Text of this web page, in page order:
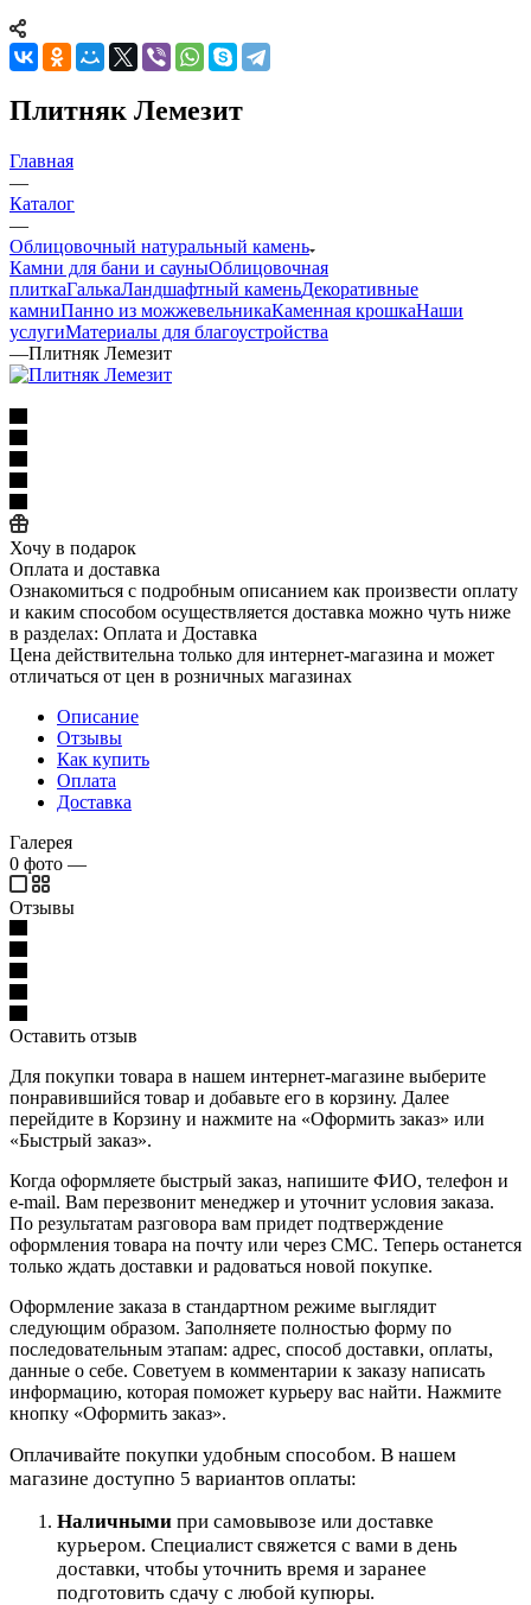
Плитняк Лемезит
Главная
—
Каталог
—
Облицовочный натуральный камень
Камни для бани и сауныОблицовочная
плиткаГалькаЛандшафтный каменьДекоративные
камниПанно из можжевельникаКаменная крошкаНаши
услугиМатериалы для благоустройства
—Плитняк Лемезит
Хочу в подарок
Оплата и доставка
Ознакомиться с подробным описанием как произвести оплату
и каким способом осуществляется доставка можно чуть ниже
в разделах: Оплата и Доставка
Цена действительна только для интернет-магазина и может
отличаться от цен в розничных магазинах
Описание
Отзывы
Как купить
Оплата
Доставка
Галерея
0 фото —
Отзывы
Оставить отзыв
Для покупки товара в нашем интернет-магазине выберите
понравившийся товар и добавьте его в корзину. Далее
перейдите в Корзину и нажмите на «Оформить заказ» или
«Быстрый заказ».
Когда оформляете быстрый заказ, напишите ФИО, телефон и
e-mail. Вам перезвонит менеджер и уточнит условия заказа.
По результатам разговора вам придет подтверждение
оформления товара на почту или через СМС. Теперь останется
только ждать доставки и радоваться новой покупке.
Оформление заказа в стандартном режиме выглядит
следующим образом. Заполняете полностью форму по
последовательным этапам: адрес, способ доставки, оплаты,
данные о себе. Советуем в комментарии к заказу написать
информацию, которая поможет курьеру вас найти. Нажмите
кнопку «Оформить заказ».
Оплачивайте покупки удобным способом. В нашем
магазине доступно 5 вариантов оплаты:
Наличными при самовывозе или доставке
курьером. Специалист свяжется с вами в день
доставки, чтобы уточнить время и заранее
подготовить сдачу с любой купюры.